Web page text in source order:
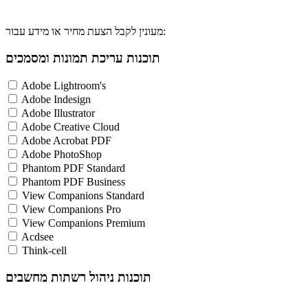
מעונין לקבל הצעת מחיר או מידע עבור:
תוכנות עריכת תמונות ומסמכים
Adobe Lightroom's
Adobe Indesign
Adobe Illustrator
Adobe Creative Cloud
Adobe Acrobat PDF
Adobe PhotoShop
Phantom PDF Standard
Phantom PDF Business
View Companions Standard
View Companions Pro
View Companions Premium
Acdsee
Think-cell
תוכנות ניהול רשתות מחשבים